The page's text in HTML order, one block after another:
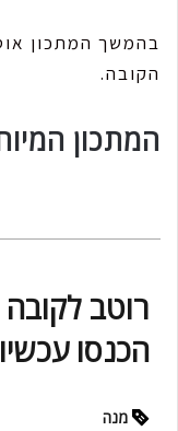
בהמשך המתכון
הקובה.
המתכון
רוטב
הכנסו
מנה